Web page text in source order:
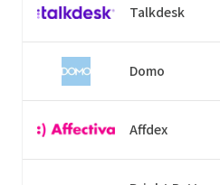
Talkdesk
Domo
Affdex